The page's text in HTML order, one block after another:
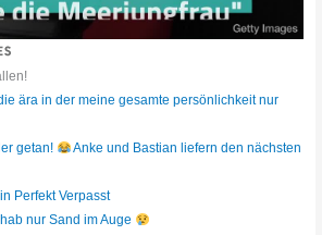
ära in der meine gesamte persönlichkeit nur
getan!
Anke und Bastian liefern den nächsten
Perfekt Verpasst
nur Sand im Auge